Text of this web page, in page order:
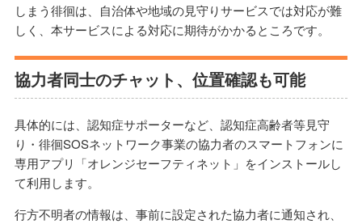
しまう徘徊は、自治体や地域の見守りサービスでは対応が難
しく、本サービスによる対応に期待がかかるところです。
協力者同士のチャット、位置確認も可能
具体的には、認知症サポーターなど、認知症高齢者等見守
り・徘徊SOSネットワーク事業の協力者のスマートフォンに
専用アプリ「オレンジセーフティネット」をインストールし
て利用します。
行方不明者の情報は、事前に設定された協力者に通知され、